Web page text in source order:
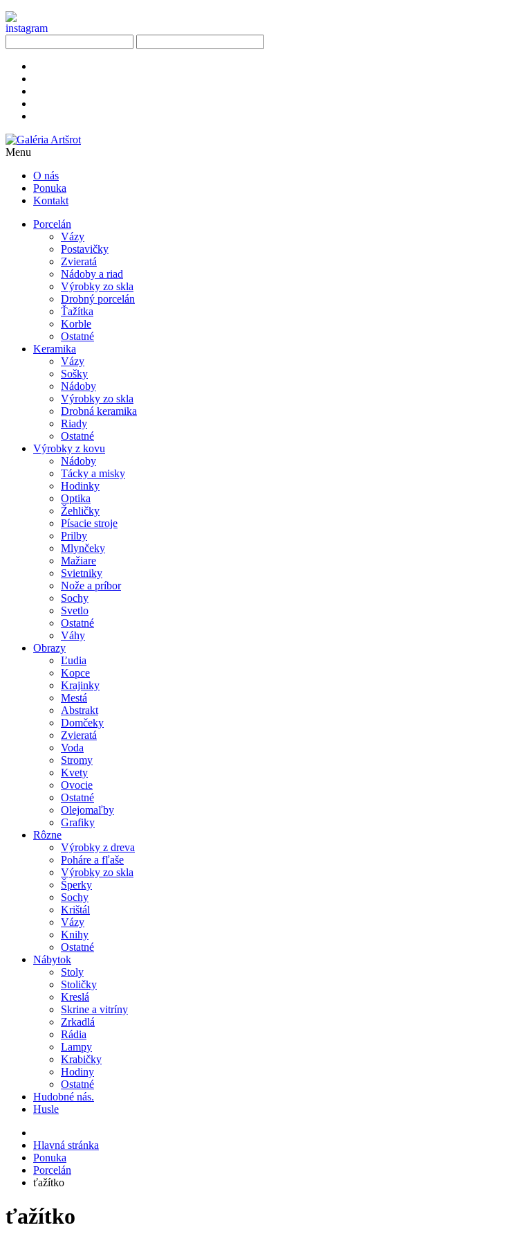
Menu
O nás
Ponuka
Kontakt
Porcelán
Vázy
Postavičky
Zvieratá
Nádoby a riad
Výrobky zo skla
Drobný porcelán
Ťažítka
Korble
Ostatné
Keramika
Vázy
Sošky
Nádoby
Výrobky zo skla
Drobná keramika
Riady
Ostatné
Výrobky z kovu
Nádoby
Tácky a misky
Hodinky
Optika
Žehličky
Písacie stroje
Prilby
Mlynčeky
Mažiare
Svietniky
Nože a príbor
Sochy
Svetlo
Ostatné
Váhy
Obrazy
Ľudia
Kopce
Krajinky
Mestá
Abstrakt
Domčeky
Zvieratá
Voda
Stromy
Kvety
Ovocie
Ostatné
Olejomaľby
Grafiky
Rôzne
Výrobky z dreva
Poháre a fľaše
Výrobky zo skla
Šperky
Sochy
Krištál
Vázy
Knihy
Ostatné
Nábytok
Stoly
Stoličky
Kreslá
Skrine a vitríny
Zrkadlá
Rádia
Lampy
Krabičky
Hodiny
Ostatné
Hudobné nás.
Husle
Hlavná stránka
Ponuka
Porcelán
ťažítko
ťažítko